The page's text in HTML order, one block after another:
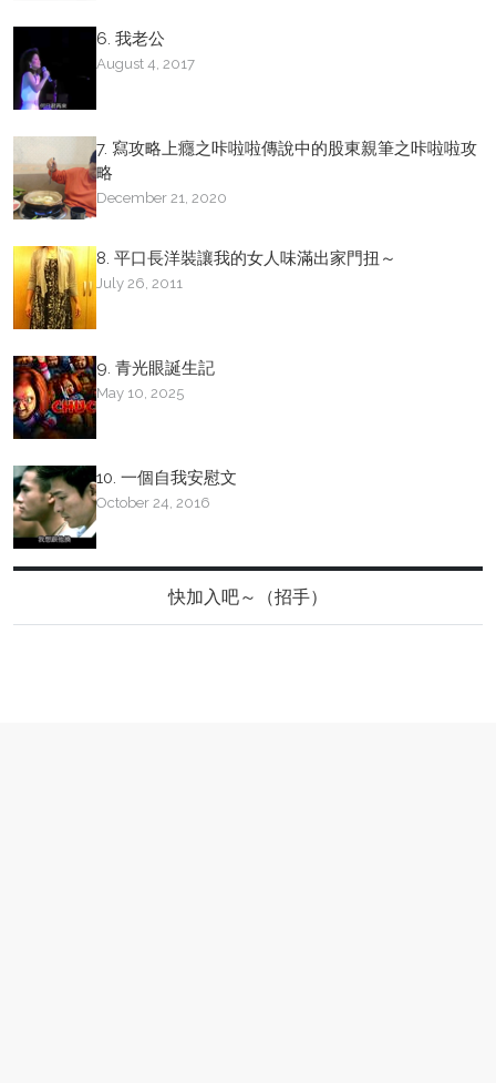
6. 我老公
August 4, 2017
7. 寫攻略上癮之咔啦啦傳說中的股東親筆之咔啦啦攻
略
December 21, 2020
8. 平口長洋裝讓我的女人味滿出家門扭～
July 26, 2011
9. 青光眼誕生記
May 10, 2025
10. 一個自我安慰文
October 24, 2016
快加入吧～（招手）